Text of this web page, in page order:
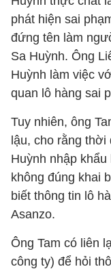
phát hiện sai
đứng tên làm
Sa Huỳnh. Ông
Huỳnh làm việc
quan lô hàng sai
Tuy nhiên, ông
lậu, cho rằng
Huỳnh nhập
không đúng khai
biết thông tin lô
Asanzo.
Ông Tam có liên
công ty) để hỏi